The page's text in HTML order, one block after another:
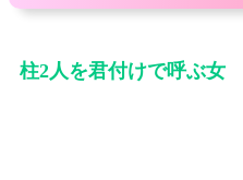
柱2人を君付けで呼ぶ女